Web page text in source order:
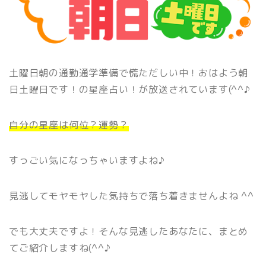
土曜日朝の通勤通学準備で慌ただしい中！おはよう朝
日土曜日です！の星座占い！が放送されています(^^♪
自分の星座は何位？運勢？
すっごい気になっちゃいますよね♪
見逃してモヤモヤした気持ちで落ち着きませんよね ^^
でも大丈夫ですよ！そんな見逃したあなたに、まとめ
てご紹介しますね(^^♪